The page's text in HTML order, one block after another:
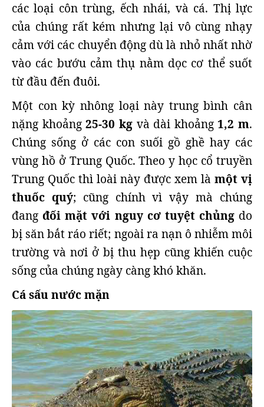
các loại côn trùng, ếch nhái, và cá. Thị lực
của chúng rất kém nhưng lại vô cùng nhạy
cảm với các chuyển động dù là nhỏ nhất nhờ
vào các bướu cảm thụ nằm dọc cơ thể suốt
từ đầu đến đuôi.
Một con kỳ nhông loại này trung bình cân
nặng khoảng25-30 kgvà dài khoảng1,2 m.
Chúng sống ở các con suối gồ ghề hay các
vùng hồ ở Trung Quốc. Theo y học cổ truyền
Trung Quốc thì loài này được xem là một vị
thuốc quý; cũng chính vì vậy mà chúng
đangđối mặt với nguy cơ tuyệt chủngdo
bị săn bắt ráo riết; ngoài ra nạn ô nhiễm môi
trường và nơi ở bị thu hẹp cũng khiến cuộc
sống của chúng ngày càng khó khăn.
Cá sấu nước mặn